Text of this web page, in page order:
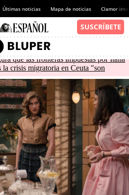
Últimas noticias Mapa de noticias Clamor
que las fronteras impuestas por Italia
la crisis migratoria en Ceuta "son